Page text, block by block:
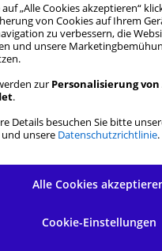
der Juwelen
baskische Kultur mit
Die Stadt ist berühmt
Gastronomie
Landschaften.
planen und wissen
gibt
, führt Sie
durch die wichtigsten
und gibt Ihnen
aus Ihrer Reise zu
Zusammenfassung
Sie in Bilbao
auf „Alle Cookies akzeptieren“
von Cookies auf Ihrem
zu verbessern, die
und unsere
zur Personalisierung von
.
Details besuchen Sie bitte
und unsere Datenschutzrichtlinie.
Cookie-Einstellungen
Alle Cookies
Alle zulassen